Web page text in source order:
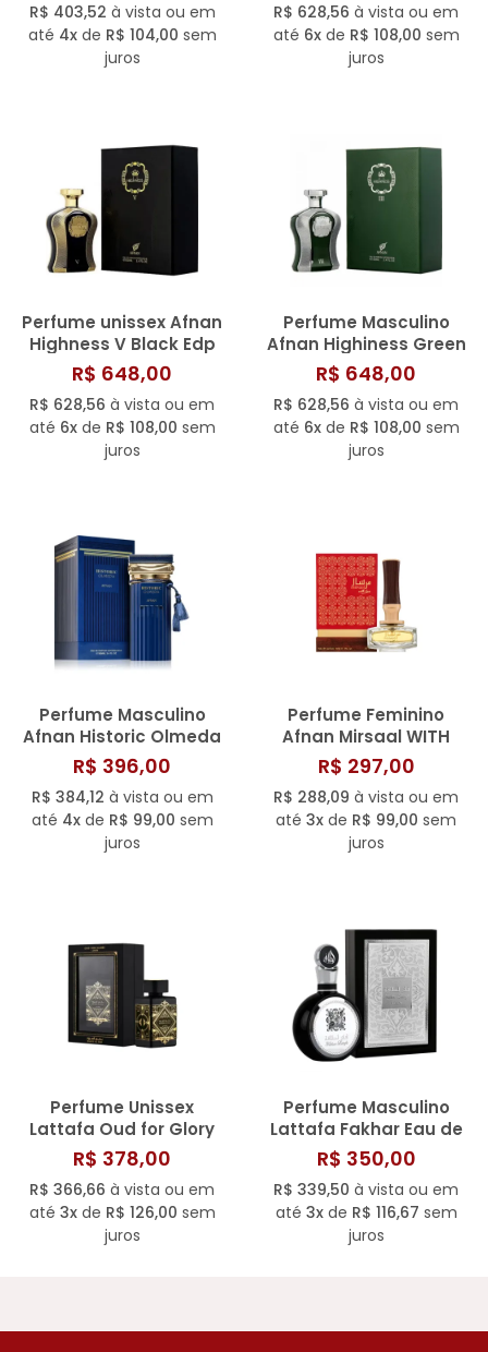
R$ 403,52 à vista ou em
até 4xde R$ 104,00 sem
juros
R$ 628,56 à vista ou em
até 6xde R$ 108,00 sem
juros
Perfume unissex Afnan
Highness V Black Edp
100ml
R$ 648,00
R$ 628,56 à vista ou em
até 6xde R$ 108,00 sem
juros
Perfume Masculino
Afnan Highiness Green
III EDP 100 ML
R$ 648,00
R$ 628,56 à vista ou em
até 6xde R$ 108,00 sem
juros
Perfume Masculino
Afnan Historic Olmeda
EDP 100ML
R$ 396,00
R$ 384,12 à vista ou em
até 4xde R$ 99,00 sem
juros
Perfume Feminino
Afnan Mirsaal WITH
LOVE 90 ML
R$ 297,00
R$ 288,09 à vista ou em
até 3x de R$ 99,00 sem
juros
Perfume Unissex
Lattafa Oud for Glory
EDP 100 ML
R$ 378,00
R$ 366,66 à vista ou em
até 3xde R$ 126,00 sem
juros
Perfume Masculino
Lattafa Fakhar Eau de
Parfum 100ML
R$ 350,00
R$ 339,50 à vista ou em
até 3xde R$ 116,67 sem
juros